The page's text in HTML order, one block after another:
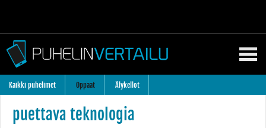
Kaikki puhelimet Oppaat Älykellot
puettava teknologia